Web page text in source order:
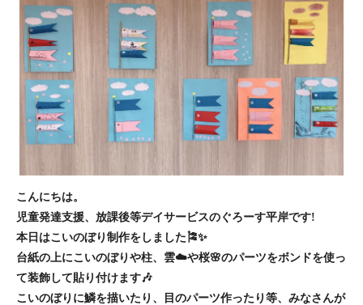
こんにちは。
児童発達支援、放課後等デイサービスのぐろーす平岸です!
本日はこいのぼり制作をしました🎏✨
台紙の上にこいのぼりや柱、雲☁️や桜🌸のパーツをボンドを使っ
て装飾して貼り付けます🎶
こいのぼりに鱗を描いたり、目のパーツ作ったり等、みなさんが